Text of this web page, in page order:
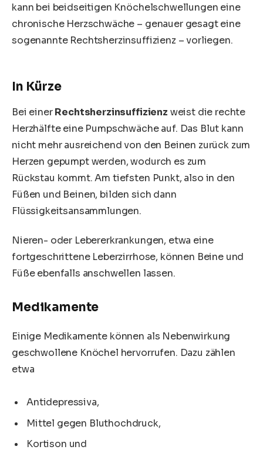
kann bei beidseitigen Knöchelschwellungen eine
chronische Herzschwäche – genauer gesagt eine
sogenannte Rechtsherzinsuffizienz – vorliegen.
In Kürze
Bei einerRechtsherzinsuffizienz weist die rechte
Herzhälfte eine Pumpschwäche auf. Das Blut kann
nicht mehr ausreichend von den Beinen zurück zum
Herzen gepumpt werden, wodurch es zum
Rückstau kommt. Am tiefsten Punkt, also in den
Füßen und Beinen, bilden sich dann
Flüssigkeitsansammlungen.
Nieren- oder Lebererkrankungen, etwa eine
fortgeschrittene Leberzirrhose, können Beine und
Füße ebenfalls anschwellen lassen.
Medikamente
Einige Medikamente können als Nebenwirkung
geschwollene Knöchel hervorrufen. Dazu zählen
etwa
Antidepressiva,
Mittel gegen Bluthochdruck,
Kortison und